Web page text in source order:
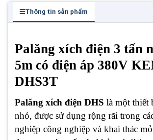
Thông tin sản phẩm
Palăng xích điện 3 tấn
5m có điện áp 380V
DHS3T
Palăng xích điện DHS là một thiết
nhỏ, được sử dụng rộng rãi trong
nghiệp công nghiệp và khai thác